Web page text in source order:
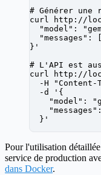
# Générer une
curl http://
"model":
"messages":
}'
# L'API est
curl http://
  -H
  -d
'{
"model":
  }'
Pour l'utilisation
service de production
dans Docker.